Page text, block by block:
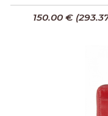
150.00 €